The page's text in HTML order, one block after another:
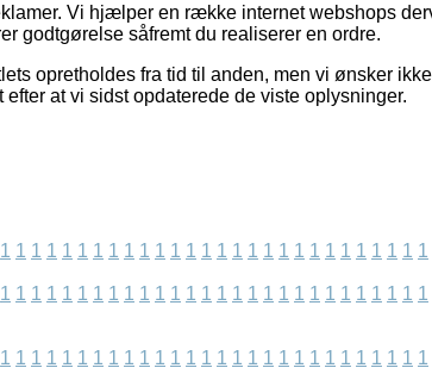
Vi hjælper en række internet webshops
godtgørelse såfremt du realiserer en ordre.
opretholdes fra tid til anden, men vi ønsker
at vi sidst opdaterede de viste oplysninger.
1 1 1 1 1 1 1 1 1 1 1 1 1 1 1 1 1 1 1 1 1 1 1 1 1 1 1 1
1 1 1 1 1 1 1 1 1 1 1 1 1 1 1 1 1 1 1 1 1 1 1 1 1 1 1 1
1 1 1 1 1 1 1 1 1 1 1 1 1 1 1 1 1 1 1 1 1 1 1 1 1 1 1 1